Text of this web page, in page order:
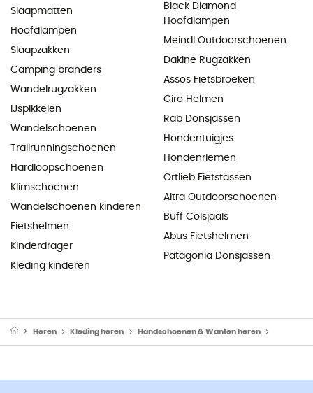
Slaapmatten
Hoofdlampen
Slaapzakken
Camping branders
Wandelrugzakken
IJspikkelen
Wandelschoenen
Trailrunningschoenen
Hardloopschoenen
Klimschoenen
Wandelschoenen kinderen
Fietshelmen
Kinderdrager
Kleding kinderen
Black Diamond
Hoofdlampen
Meindl Outdoorschoenen
Dakine Rugzakken
Assos Fietsbroeken
Giro Helmen
Rab Donsjassen
Hondentuigjes
Hondenriemen
Ortlieb Fietstassen
Altra Outdoorschoenen
Buff Colsjaals
Abus Fietshelmen
Patagonia Donsjassen
Heren Kleding heren Handschoenen & Wanten heren